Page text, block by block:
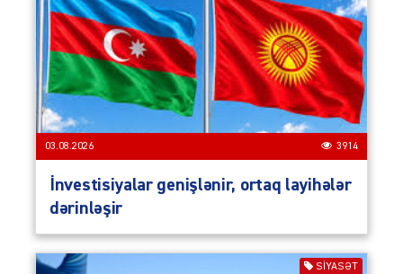
03.08.2026 3914
İnvestisiyalar genişlənir, ortaq layihələr
dərinləşir
SIYASƏT